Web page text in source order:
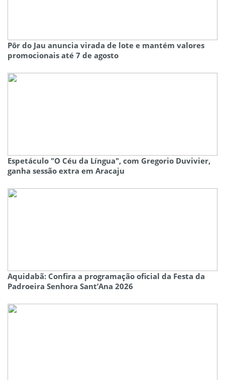
Pôr do Jau anuncia virada de lote e mantém valores
promocionais até 7 de agosto
Espetáculo "O Céu da Língua", com Gregorio Duvivier,
ganha sessão extra em Aracaju
Aquidabã: Confira a programação oficial da Festa da
Padroeira Senhora Sant’Ana 2026